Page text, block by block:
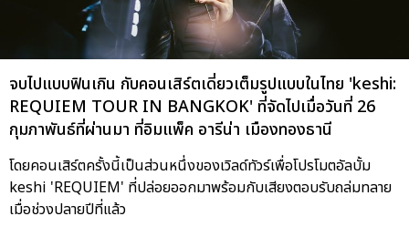
จบไปแบบฟินเกิน กับคอนเสิร์ตเดี่ยวเต็มรูปแบบในไทย 'keshi:
REQUIEM TOUR IN BANGKOK' ที่จัดไปเมื่อวันที่ 26
กุมภาพันธ์ที่ผ่านมา ที่อิมแพ็ค อารีน่า เมืองทองธานี
โดยคอนเสิร์ตครั้งนี้เป็นส่วนหนึ่งของเวิลด์ทัวร์เพื่อโปรโมตอัลบั้ม
keshi 'REQUIEM' ที่ปล่อยออกมาพร้อมกับเสียงตอบรับถล่มทลาย
เมื่อช่วงปลายปีที่แล้ว